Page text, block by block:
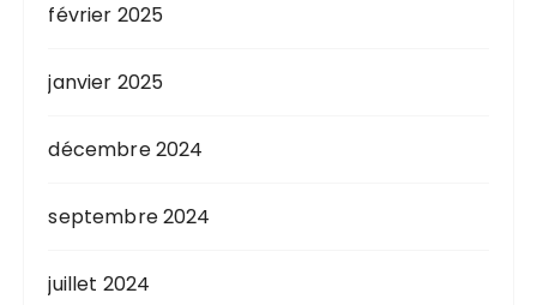
février 2025
janvier 2025
décembre 2024
septembre 2024
juillet 2024